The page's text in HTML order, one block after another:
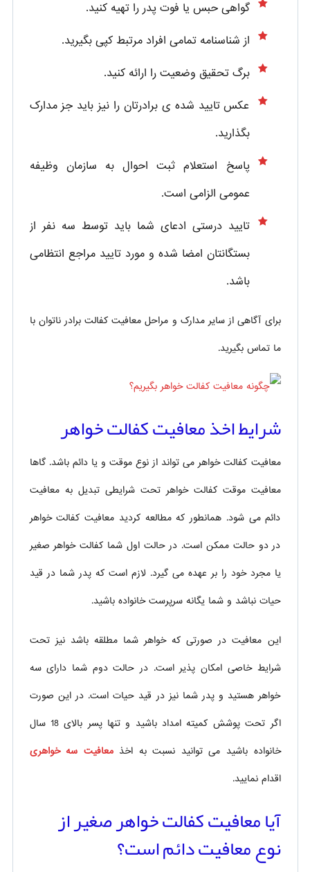
گواهی حبس یا فوت پدر را تهیه کنید.
از شناسنامه تمامی افراد مرتبط کپی بگیرید.
برگ تحقیق وضعیت را ارائه کنید.
عکس تایید شده ی برادرتان را نیز باید جز مدارک
بگذارید.
پاسخ استعلام ثبت احوال به سازمان وظیفه
عمومی الزامی است.
تایید درستی ادعای شما باید توسط سه نفر از
بستگانتان امضا شده و مورد تایید مراجع انتظامی
باشد.
برای آگاهی از سایر مدارک و مراحل معافیت کفالت برادر ناتوان با
ما تماس بگیرید.
شرایط اخذ معافیت کفالت خواهر
معافیت کفالت خواهر می تواند از نوع موقت و یا دائم باشد. گاها
معافیت موقت کفالت خواهر تحت شرایطی تبدیل به معافیت
دائم می شود. همانطور که مطالعه کردید معافیت کفالت خواهر
در دو حالت ممکن است. در حالت اول شما کفالت خواهر صغیر
یا مجرد خود را بر عهده می گیرد. لازم است که پدر شما در قید
حیات نباشد و شما یگانه سرپرست خانواده باشید.
این معافیت در صورتی که خواهر شما مطلقه باشد نیز تحت
شرایط خاصی امکان پذیر است. در حالت دوم شما دارای سه
خواهر هستید و پدر شما نیز در قید حیات است. در این صورت
اگر تحت پوشش کمیته امداد باشید و تنها پسر بالای 18 سال
خانواده باشید می توانید نسبت به اخذمعافیت سه خواهری
اقدام نمایید.
آیا معافیت کفالت خواهر صغیر از
نوع معافیت دائم است؟